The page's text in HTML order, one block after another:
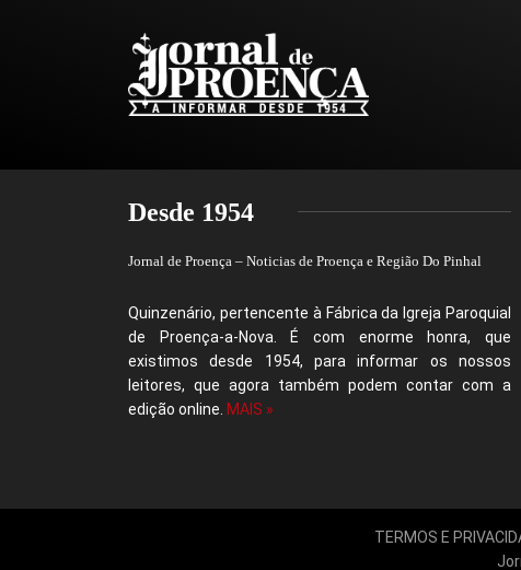
Desde 1954
Jornal de Proença – Noticias de Proença e Região Do Pinhal
Quinzenário, pertencente à Fábrica da Igreja Paroquial
de Proença-a-Nova. É com enorme honra, que
existimos desde 1954, para informar os nossos
leitores, que agora também podem contar com a
edição online. MAIS »
TERMOS E